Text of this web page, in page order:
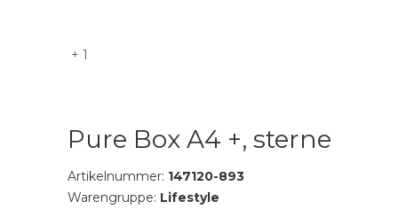
+ 1
Pure Box A4 +, sterne
Artikelnummer: 147120-893
Warengruppe: Lifestyle